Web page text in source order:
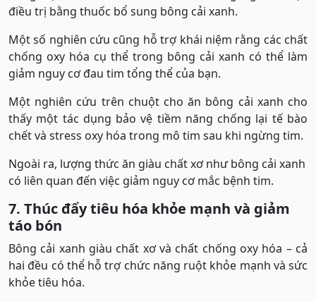
điều trị bằng thuốc bổ sung bông cải xanh.
Một số nghiên cứu cũng hỗ trợ khái niệm rằng các chất
chống oxy hóa cụ thể trong bông cải xanh có thể làm
giảm nguy cơ đau tim tổng thể của bạn.
Một nghiên cứu trên chuột cho ăn bông cải xanh cho
thấy một tác dụng bảo vệ tiềm năng chống lại tế bào
chết và stress oxy hóa trong mô tim sau khi ngừng tim.
Ngoài ra, lượng thức ăn giàu chất xơ như bông cải xanh
có liên quan đến việc giảm nguy cơ mắc bệnh tim.
7. Thúc đẩy tiêu hóa khỏe mạnh và giảm
táo bón
Bông cải xanh giàu chất xơ và chất chống oxy hóa – cả
hai đều có thể hỗ trợ chức năng ruột khỏe mạnh và sức
khỏe tiêu hóa.